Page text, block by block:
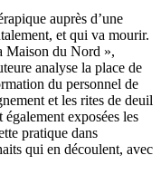
auprès d’une
et qui va mourir.
Maison du Nord »,
analyse la place de
du personnel de
et les rites de deuil
exposées les
pratique dans
qui en découlent, avec